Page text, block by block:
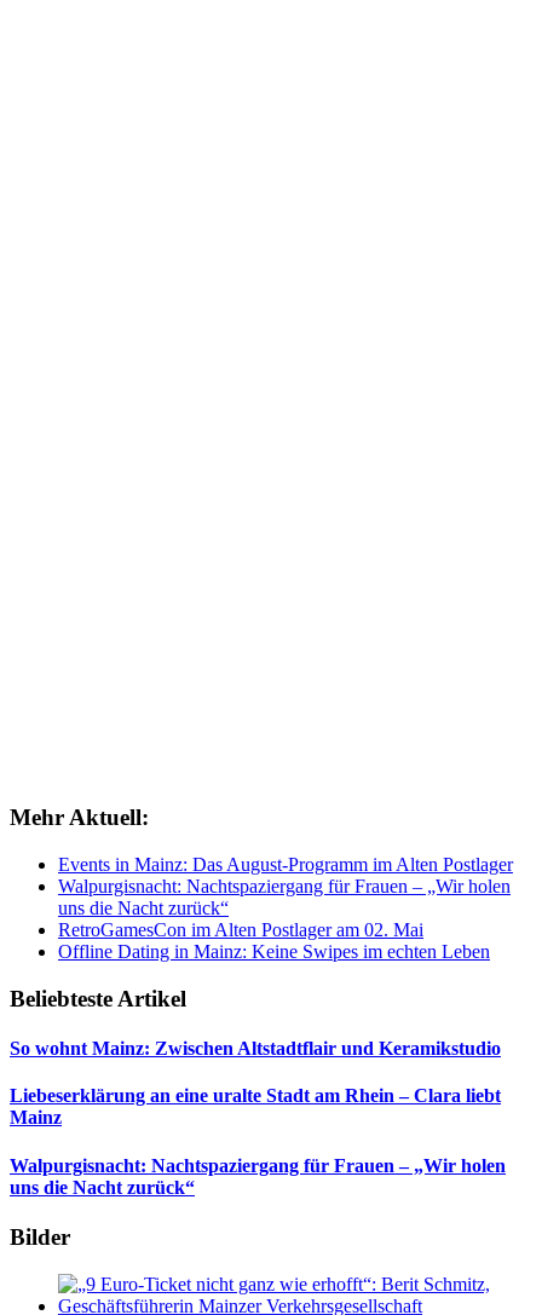
Mehr Aktuell:
Events in Mainz: Das August-Programm im Alten Postlager
Walpurgisnacht: Nachtspaziergang für Frauen – „Wir holen
uns die Nacht zurück“
RetroGamesCon im Alten Postlager am 02. Mai
Offline Dating in Mainz: Keine Swipes im echten Leben
Beliebteste Artikel
So wohnt Mainz: Zwischen Altstadtflair und Keramikstudio
Liebeserklärung an eine uralte Stadt am Rhein – Clara liebt
Mainz
Walpurgisnacht: Nachtspaziergang für Frauen – „Wir holen
uns die Nacht zurück“
Bilder